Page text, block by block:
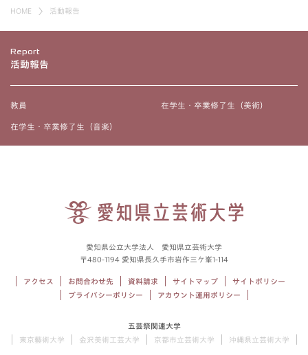
HOME 活動報告
Report
活動報告
教員 在学生・卒業修了生（美術）
在学生・卒業修了生（音楽）
愛知県公立大学法人 愛知県立芸術大学
〒480-1194 愛知県長久手市岩作三ケ峯1-114
アクセス お問合わせ先 資料請求 サイトマップ
サイトポリシー
プライバシーポリシー
アカウント運用ポリシー
五芸祭関連大学
東京藝術大学
金沢美術工芸大学 京都市立芸術大学 沖縄県立芸術大学